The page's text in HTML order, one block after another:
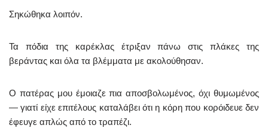
Σηκώθηκα λοιπόν.
Τα πόδια της καρέκλας έτριξαν πάνω στις πλάκες της
βεράντας και όλα τα βλέμματα με ακολούθησαν.
Ο πατέρας μου έμοιαζε πια αποσβολωμένος, όχι θυμωμένος
— γιατί είχε επιτέλους καταλάβει ότι η κόρη που κορόιδευε δεν
έφευγε απλώς από το τραπέζι.